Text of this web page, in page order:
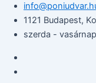
1121 Budapest,
szerda -